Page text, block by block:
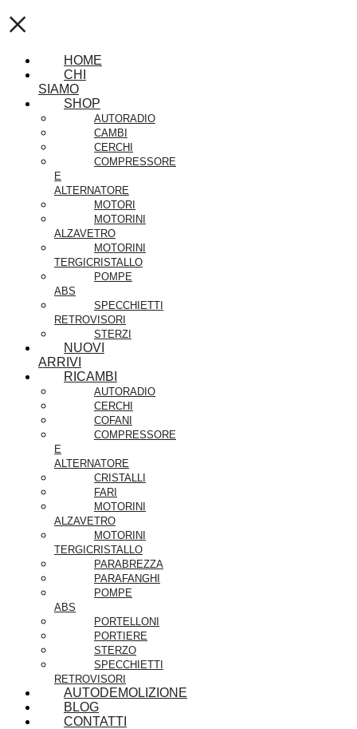
×
HOME
CHI
SIAMO
SHOP
AUTORADIO
CAMBI
CERCHI
COMPRESSORE
E
ALTERNATORE
MOTORI
MOTORINI
ALZAVETRO
MOTORINI
TERGICRISTALLO
POMPE
ABS
SPECCHIETTI
RETROVISORI
STERZI
NUOVI
ARRIVI
RICAMBI
AUTORADIO
CERCHI
COFANI
COMPRESSORE
E
ALTERNATORE
CRISTALLI
FARI
MOTORINI
ALZAVETRO
MOTORINI
TERGICRISTALLO
PARABREZZA
PARAFANGHI
POMPE
ABS
PORTELLONI
PORTIERE
STERZO
SPECCHIETTI
RETROVISORI
AUTODEMOLIZIONE
BLOG
CONTATTI